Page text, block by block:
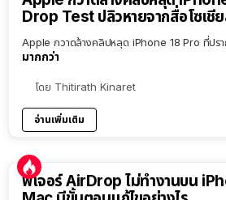
Drop Test ปลิวหายจากสื่อโซเชี
Apple กวาดล้างคลิปหลุด iPhone 18 Pro ที่ปร
มากกว่า
โดย Thitirath Kinaret
อ่านเพิ่มเติม
ฟีเจอร์ AirDrop ไม่ทำงานบน